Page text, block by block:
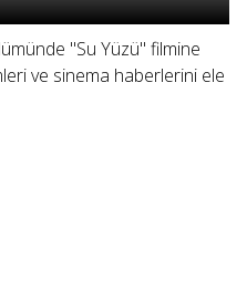
"Su Yüzü" filmine
ve sinema haberlerini ele